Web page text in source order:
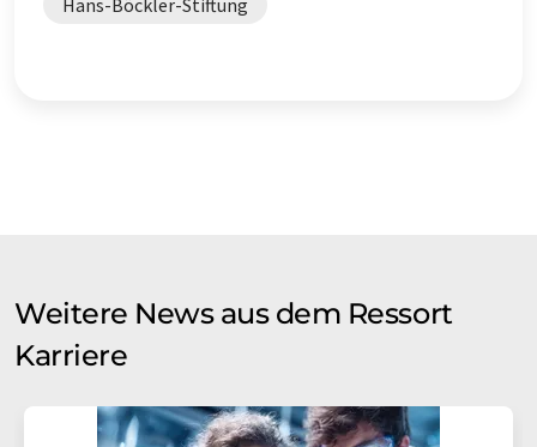
Hans-Böckler-Stiftung
Weitere News aus dem Ressort
Karriere